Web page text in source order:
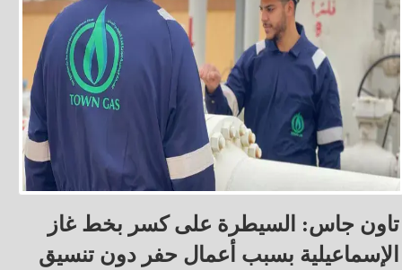
تاون جاس: السيطرة على كسر بخط غاز
الإسماعيلية بسبب أعمال حفر دون تنسيق